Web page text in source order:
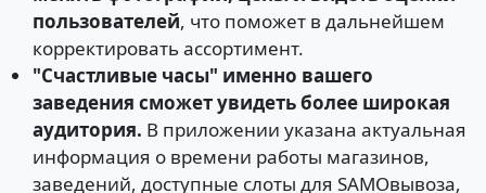
пользователей, что поможет в дальнейшем
корректировать ассортимент.
"Счастливые часы" именно вашего
заведения сможет увидеть более широкая
аудитория. В приложении указана актуальная
информация о времени работы магазинов,
заведений, доступные слоты для SAMOвывоза,